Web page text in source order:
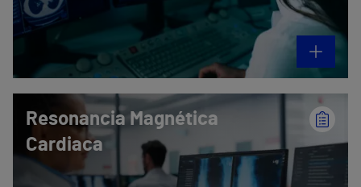
Resonancia Magnética
Cardiaca